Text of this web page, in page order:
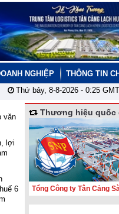
NGHIỆP THÔNG TIN
Thứ bảy, 8-8-2026 - 0:25
văn
lợi
6
Thương hiệu quốc
Tổng Công ty Tân Cảng